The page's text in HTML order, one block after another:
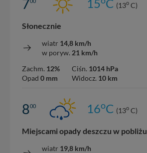
7 15 C (13o C)
Słonecznie
wiatr 14,8 km/h
w poryw. 21 km/h
Zachm. 12%
Opad 0 mm
Ciśn. 1014 hPa
Widocz. 10 km
800 16oC (13o C)
Miejscami opady deszczu w pobliżu
wiatr 19,8 km/h